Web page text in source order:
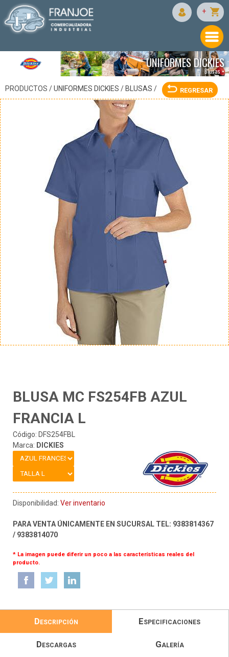
+
UNIFORMES DICKIES
Blusas •
PRODUCTOS /UNIFORMES DICKIES / BLUSAS / REGRESAR
BLUSA MC FS254FB AZUL
FRANCIA L
Código: DFS254FBL
Marca: DICKIES
Disponibilidad: Ver inventario
PARA VENTA ÚNICAMENTE EN SUCURSAL TEL: 9383814367
/ 9383814070
* La imagen puede diferir un poco a las características reales del
producto.
Descripción Especificaciones
Descargas Galería